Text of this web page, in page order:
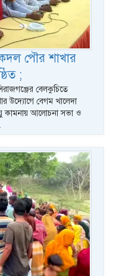
পৌর শাখার
;
বেলকুচিতে
উদ্যোগে বেগম খালেদা
কামনায় আলোচনা সভা ও